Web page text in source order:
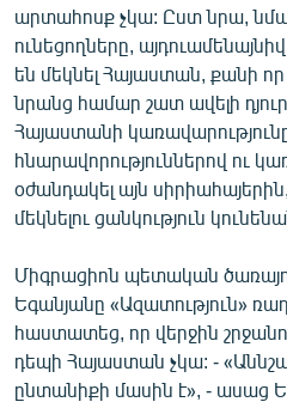
արտահոսք չկա: Ըստ նրա,
ունեցողները,
են մեկնել Հայաստան, քանի
նրանց համար շատ ավելի
Հայաստանի
հնարավորություններով ու
օժանդակել այն
մեկնելու ցանկություն
Միգրացիոն պետական
Եգանյանը «Ազատություն»
հաստատեց, որ վերջին
դեպի Հայաստան չկա: -
ընտանիքի մասին է», - ասաց